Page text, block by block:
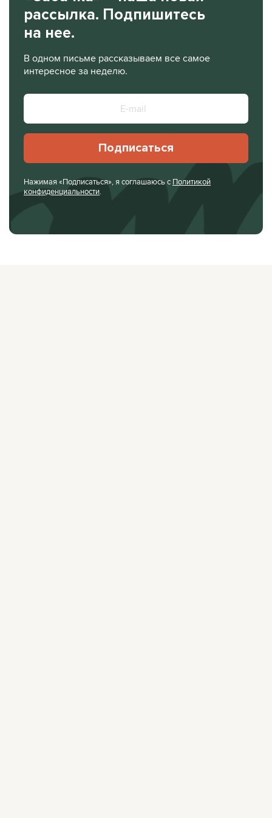
рассылка. Подпишитесь
на нее.
В одном письме рассказываем все самое
интересное за неделю.
Подписаться
Нажимая «Подписаться», я соглашаюсь с Политикой
конфиденциальности.